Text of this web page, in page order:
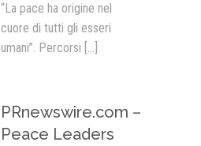
“La pace ha origine nel
cuore di tutti gli esseri
umani”. Percorsi [...]
PRnewswire.com –
Peace Leaders